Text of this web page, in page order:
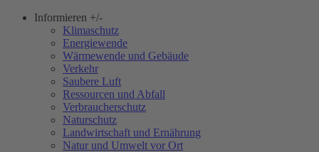
Informieren +/-
Klimaschutz
Energiewende
Wärmewende und Gebäude
Verkehr
Saubere Luft
Ressourcen und Abfall
Verbraucherschutz
Naturschutz
Landwirtschaft und Ernährung
Natur und Umwelt vor Ort